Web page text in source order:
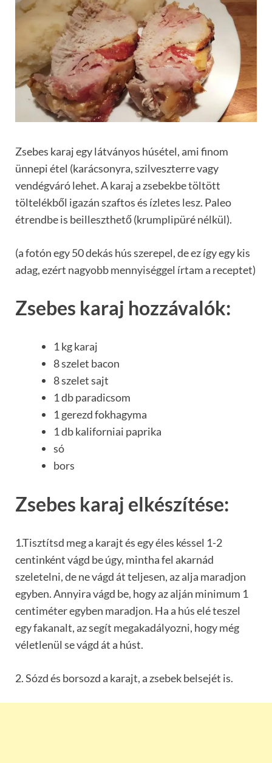
Zsebes karaj egy látványos húsétel, ami finom
ünnepi étel (karácsonyra, szilveszterre vagy
vendégváró lehet. A karaj a zsebekbe töltött
töltelékből igazán szaftos és ízletes lesz. Paleo
étrendbe is beilleszthető (krumplipüré nélkül).
(a fotón egy 50 dekás hús szerepel, de ez így egy kis
adag, ezért nagyobb mennyiséggel írtam a receptet)
Zsebes karaj hozzávalók:
1 kg karaj
8 szelet bacon
8 szelet sajt
1 db paradicsom
1 gerezd fokhagyma
1 db kaliforniai paprika
só
bors
Zsebes karaj elkészítése:
1.Tisztítsd meg a karajt és egy éles késsel 1-2
centinként vágd be úgy, mintha fel akarnád
szeletelni, de ne vágd át teljesen, az alja maradjon
egyben. Annyira vágd be, hogy az alján minimum 1
centiméter egyben maradjon. Ha a hús elé teszel
egy fakanalt, az segít megakadályozni, hogy még
véletlenül se vágd át a húst.
2. Sózd és borsozd a karajt, a zsebek belsejét is.